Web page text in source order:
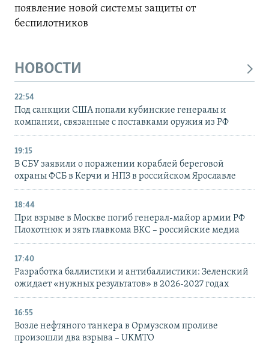
появление новой системы защиты от
беспилотников
НОВОСТИ
22:54
Под санкции США попали кубинские генералы и
компании, связанные с поставками оружия из РФ
19:15
В СБУ заявили о поражении кораблей береговой
охраны ФСБ в Керчи и НПЗ в российском Ярославле
18:44
При взрыве в Москве погиб генерал-майор армии РФ
Плохотнюк и зять главкома ВКС – российские медиа
17:40
Разработка баллистики и антибаллистики: Зеленский
ожидает «нужных результатов» в 2026-2027 годах
16:55
Возле нефтяного танкера в Ормузском проливе
произошли два взрыва – UKMTO